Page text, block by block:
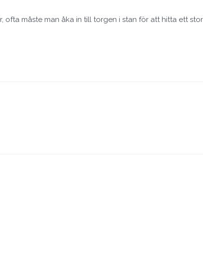
måste man åka in till torgen i stan för att hitta ett